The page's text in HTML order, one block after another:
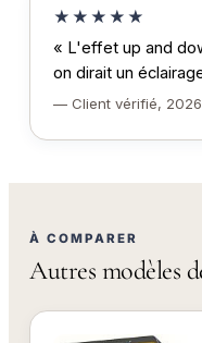
★★★★★
« L'effet up and
on dirait un
— Client vérifié, 2026
À COMPARER
Autres modèles